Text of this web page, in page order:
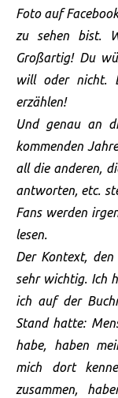
Foto auf
zu sehen bist.
Großartig! Du
will oder nicht.
erzählen!
Und genau an
kommenden
all die anderen,
antworten, etc.
Fans werden
lesen.
Der Kontext,
sehr wichtig. Ich
ich auf der
Stand hatte:
habe, haben
mich dort
zusammen,